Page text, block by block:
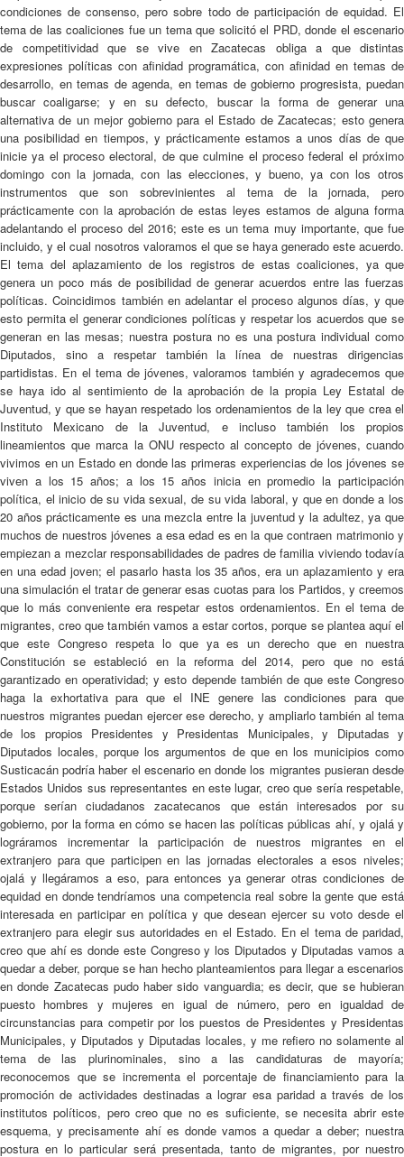
condiciones de consenso, pero sobre todo de participación de equidad. El
tema de las coaliciones fue un tema que solicitó el PRD, donde el escenario
de competitividad que se vive en Zacatecas obliga a que distintas
expresiones políticas con afinidad programática, con afinidad en temas de
desarrollo, en temas de agenda, en temas de gobierno progresista, puedan
buscar coaligarse; y en su defecto, buscar la forma de generar una
alternativa de un mejor gobierno para el Estado de Zacatecas; esto genera
una posibilidad en tiempos, y prácticamente estamos a unos días de que
inicie ya el proceso electoral, de que culmine el proceso federal el próximo
domingo con la jornada, con las elecciones, y bueno, ya con los otros
instrumentos que son sobrevinientes al tema de la jornada, pero
prácticamente con la aprobación de estas leyes estamos de alguna forma
adelantando el proceso del 2016; este es un tema muy importante, que fue
incluido, y el cual nosotros valoramos el que se haya generado este acuerdo.
El tema del aplazamiento de los registros de estas coaliciones, ya que
genera un poco más de posibilidad de generar acuerdos entre las fuerzas
políticas. Coincidimos también en adelantar el proceso algunos días, y que
esto permita el generar condiciones políticas y respetar los acuerdos que se
generan en las mesas; nuestra postura no es una postura individual como
Diputados, sino a respetar también la línea de nuestras dirigencias
partidistas. En el tema de jóvenes, valoramos también y agradecemos que
se haya ido al sentimiento de la aprobación de la propia Ley Estatal de
Juventud, y que se hayan respetado los ordenamientos de la ley que crea el
Instituto Mexicano de la Juventud, e incluso también los propios
lineamientos que marca la ONU respecto al concepto de jóvenes, cuando
vivimos en un Estado en donde las primeras experiencias de los jóvenes se
viven a los 15 años; a los 15 años inicia en promedio la participación
política, el inicio de su vida sexual, de su vida laboral, y que en donde a los
20 años prácticamente es una mezcla entre la juventud y la adultez, ya que
muchos de nuestros jóvenes a esa edad es en la que contraen matrimonio y
empiezan a mezclar responsabilidades de padres de familia viviendo todavía
en una edad joven; el pasarlo hasta los 35 años, era un aplazamiento y era
una simulación el tratar de generar esas cuotas para los Partidos, y creemos
que lo más conveniente era respetar estos ordenamientos. En el tema de
migrantes, creo que también vamos a estar cortos, porque se plantea aquí el
que este Congreso respeta lo que ya es un derecho que en nuestra
Constitución se estableció en la reforma del 2014, pero que no está
garantizado en operatividad; y esto depende también de que este Congreso
haga la exhortativa para que el INE genere las condiciones para que
nuestros migrantes puedan ejercer ese derecho, y ampliarlo también al tema
de los propios Presidentes y Presidentas Municipales, y Diputadas y
Diputados locales, porque los argumentos de que en los municipios como
Susticacán podría haber el escenario en donde los migrantes pusieran desde
Estados Unidos sus representantes en este lugar, creo que sería respetable,
porque serían ciudadanos zacatecanos que están interesados por su
gobierno, por la forma en cómo se hacen las políticas públicas ahí, y ojalá y
lográramos incrementar la participación de nuestros migrantes en el
extranjero para que participen en las jornadas electorales a esos niveles;
ojalá y llegáramos a eso, para entonces ya generar otras condiciones de
equidad en donde tendríamos una competencia real sobre la gente que está
interesada en participar en política y que desean ejercer su voto desde el
extranjero para elegir sus autoridades en el Estado. En el tema de paridad,
creo que ahí es donde este Congreso y los Diputados y Diputadas vamos a
quedar a deber, porque se han hecho planteamientos para llegar a escenarios
en donde Zacatecas pudo haber sido vanguardia; es decir, que se hubieran
puesto hombres y mujeres en igual de número, pero en igualdad de
circunstancias para competir por los puestos de Presidentes y Presidentas
Municipales, y Diputados y Diputadas locales, y me refiero no solamente al
tema de las plurinominales, sino a las candidaturas de mayoría;
reconocemos que se incrementa el porcentaje de financiamiento para la
promoción de actividades destinadas a lograr esa paridad a través de los
institutos políticos, pero creo que no es suficiente, se necesita abrir este
esquema, y precisamente ahí es donde vamos a quedar a deber; nuestra
postura en lo particular será presentada, tanto de migrantes, por nuestro